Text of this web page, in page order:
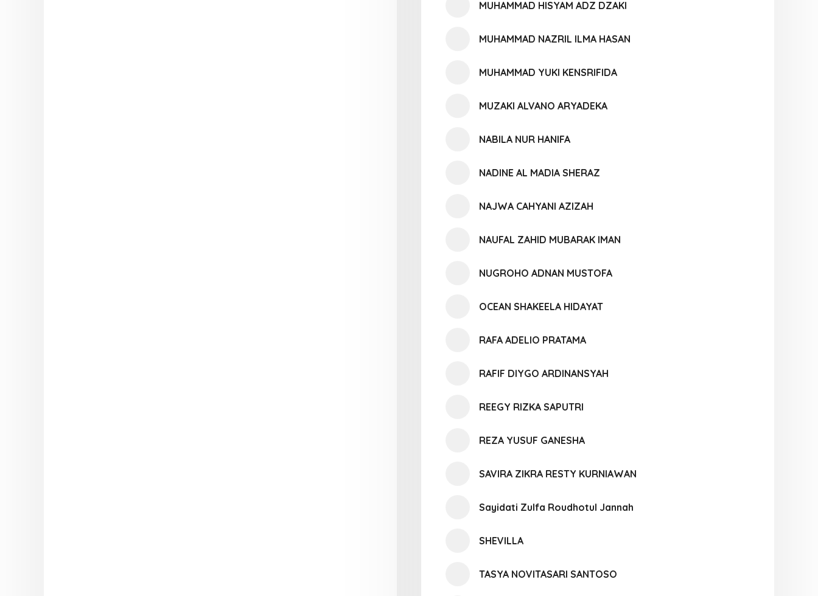
MUHAMMAD HISYAM ADZ DZAKI
MUHAMMAD NAZRIL ILMA HASAN
MUHAMMAD YUKI KENSRIFIDA
MUZAKI ALVANO ARYADEKA
NABILA NUR HANIFA
NADINE AL MADIA SHERAZ
NAJWA CAHYANI AZIZAH
NAUFAL ZAHID MUBARAK IMAN
NUGROHO ADNAN MUSTOFA
OCEAN SHAKEELA HIDAYAT
RAFA ADELIO PRATAMA
RAFIF DIYGO ARDINANSYAH
REEGY RIZKA SAPUTRI
REZA YUSUF GANESHA
SAVIRA ZIKRA RESTY KURNIAWAN
Sayidati Zulfa Roudhotul Jannah
SHEVILLA
TASYA NOVITASARI SANTOSO